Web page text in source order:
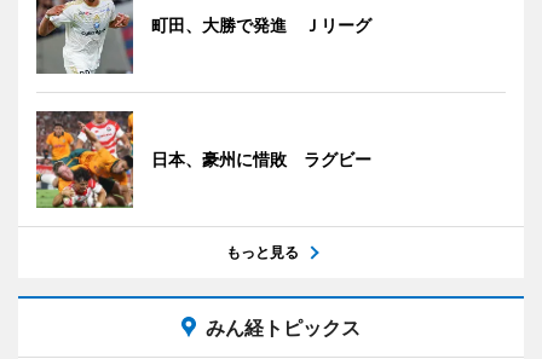
町田、大勝で発進 Ｊリーグ
日本、豪州に惜敗 ラグビー
もっと見る
みん経トピックス